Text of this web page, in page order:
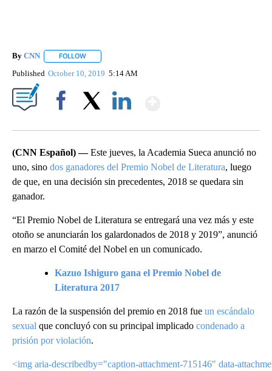
By CNN FOLLOW
Published October 10, 2019 5:14 AM
(CNN Español) —Este jueves, la Academia Sueca anunció no
uno, sino dos ganadores del Premio Nobel de Literatura, luego
de que, en una decisión sin precedentes, 2018 se quedara sin
ganador.
“El Premio Nobel de Literatura se entregará una vez más y este
otoño se anunciarán los galardonados de 2018 y 2019”, anunció
en marzo el Comité del Nobel en un comunicado.
Kazuo Ishiguro gana el Premio Nobel de
Literatura 2017
La razón de la suspensión del premio en 2018 fue un escándalo
sexual que concluyó con su principal implicado condenado a
prisión por violación.
<img aria-describedby="caption-attachment-715146" data-